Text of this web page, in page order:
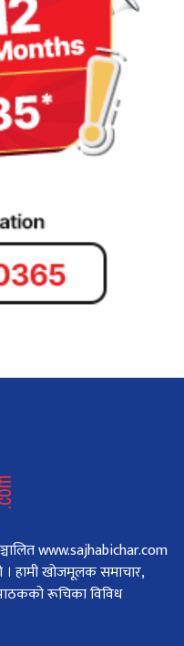
www.sajhabichar.com
। हामी खोजमूलक समाचार,
पाठकको रूचिका विविध